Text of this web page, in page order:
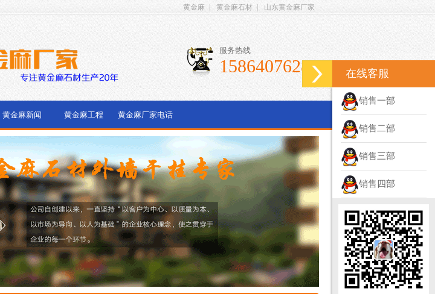
黄金麻 黄金麻石材 山东黄金麻厂家
服务热线
15864076286
黄金麻新闻 黄金麻工程 黄金麻厂家电话
在线客服
销售一部
销售二部
销售三部
销售四部